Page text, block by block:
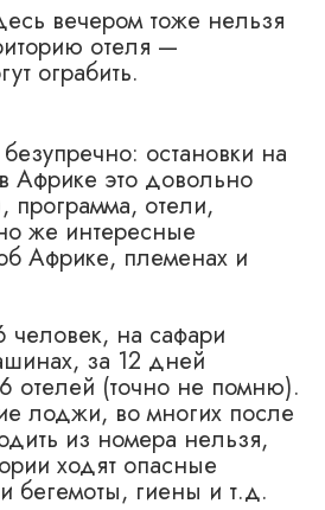
вечером тоже нельзя
отеля —
ограбить.
остановки на
Африке это довольно
программа, отели,
же интересные
Африке, племенах и
человек, на сафари
за 12 дней
отелей (точно не помню).
лоджи, во многих после
из номера нельзя,
ходят опасные
бегемоты, гиены и т.д.